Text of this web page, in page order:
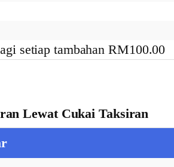
setiap tambahan RM100.00
Lewat Cukai Taksiran